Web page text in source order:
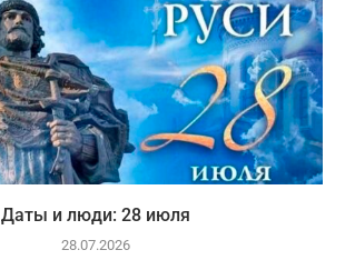
Даты и люди: 28 июля
28.07.2026